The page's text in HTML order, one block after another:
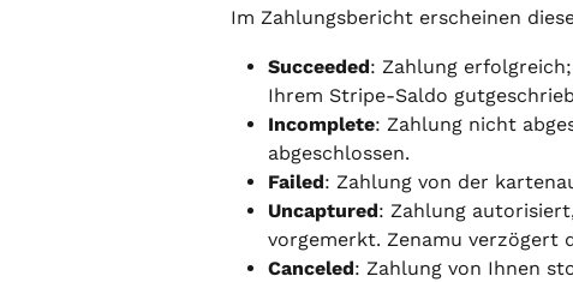
Im Zahlungsbericht erscheinen
Succeeded: Zahlung
Ihrem Stripe-Saldo
Incomplete: Zahlung nicht
abgeschlossen.
Failed: Zahlung von der
Uncaptured: Zahlung
vorgemerkt. Zenamu verzögert
Canceled: Zahlung von Ihnen